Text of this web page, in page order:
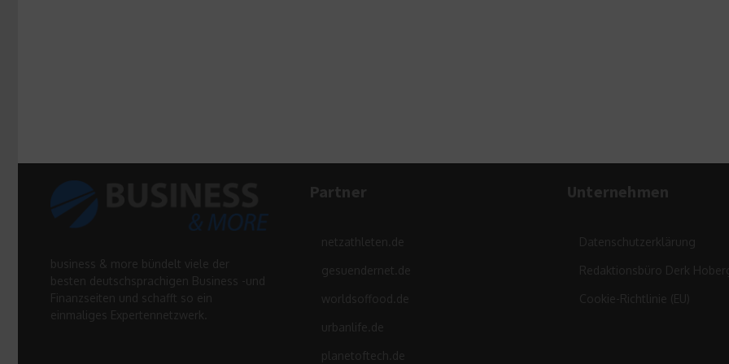
business & more bündelt viele der
besten deutschsprachigen Business -und
Finanzseiten und schafft so ein
einmaliges Expertennetzwerk.
Partner
netzathleten.de
gesuendernet.de
worldsoffood.de
urbanlife.de
planetoftech.de
Unternehmen
Datenschutzerklärung
Redaktionsbüro Derk
Cookie-Richtlinie (EU)